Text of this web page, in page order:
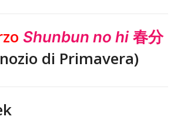
Shunbun no hi 春分
di Primavera)